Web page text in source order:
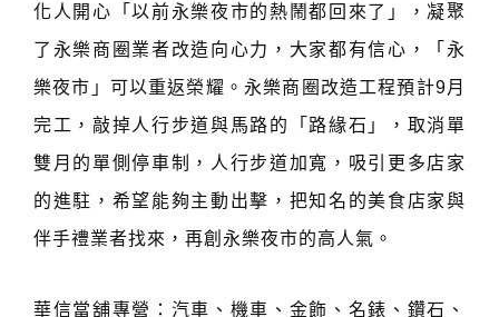
化人開心「以前永樂夜市的熱鬧都回來了」，凝聚
了永樂商圈業者改造向心力，大家都有信心，「永
樂夜市」可以重返榮耀。永樂商圈改造工程預計9月
完工，敲掉人行步道與馬路的「路緣石」，取消單
雙月的單側停車制，人行步道加寬，吸引更多店家
的進駐，希望能夠主動出擊，把知名的美食店家與
伴手禮業者找來，再創永樂夜市的高人氣。
華信當舖專營：汽車、機車、金飾、名錶、鑽石、